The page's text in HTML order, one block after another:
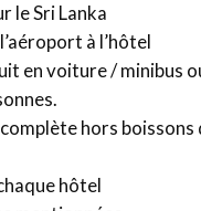
le Sri Lanka
à l’hôtel
en voiture / minibus
hors
hôtel